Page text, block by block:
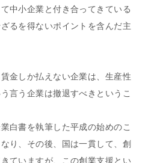
中小企業と付き合ってきている
るを得ないポイントを含んだ主
金しか払えない企業は、生産性
言う企業は撤退すべきというこ
白書を執筆した平成の始めのこ
り、その後、国は一貫して、創
ていますが、この創業支援とい